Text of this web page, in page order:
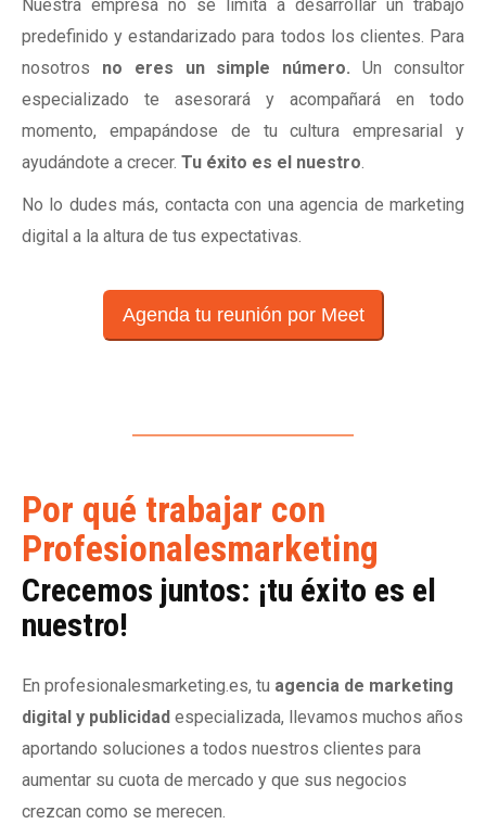
Nuestra empresa no se limita a desarrollar un trabajo
predefinido y estandarizado para todos los clientes. Para
nosotros no eres un simple número.Un consultor
especializado te asesorará y acompañará en todo
momento, empapándose de tu cultura empresarial y
ayudándote a crecer. Tu éxito es el nuestro.
No lo dudes más, contacta con una agencia de marketing
digital a la altura de tus expectativas.
Agenda tu reunión por Meet
Por qué trabajar con
Profesionalesmarketing
Crecemos juntos: ¡tu éxito es el
nuestro!
En profesionalesmarketing.es, tu agencia de marketing
digital y publicidad especializada, llevamos muchos años
aportando soluciones a todos nuestros clientes para
aumentar su cuota de mercado y que sus negocios
crezcan como se merecen.